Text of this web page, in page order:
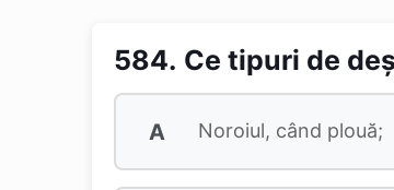
584. Ce tipuri de
A Noroiul, când plouă;